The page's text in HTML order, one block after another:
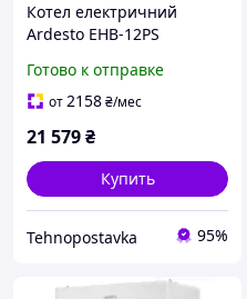
Котел електричний
Ardesto EHB-12PS
Готово к отправке
от2158₴/мес
21 579₴
Купить
Tehnopostavka 95%